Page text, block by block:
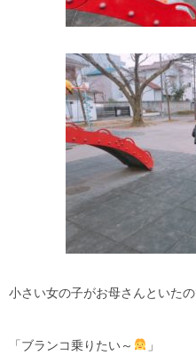
小さい女の子がお母さんといた
「ブランコ乗りたい～ 」